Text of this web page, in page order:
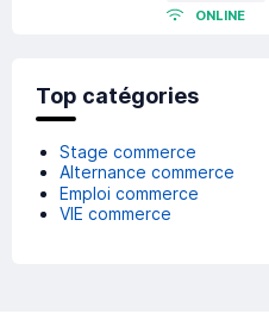
ONLINE
Top catégories
Stage commerce
Alternance commerce
Emploi commerce
VIE commerce